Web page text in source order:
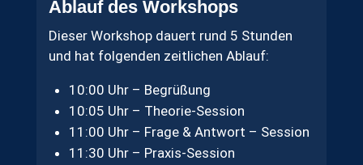
Ablauf des Workshops
Dieser Workshop dauert rund 5 Stunden
und hat folgenden zeitlichen Ablauf:
10:00 Uhr – Begrüßung
10:05 Uhr – Theorie-Session
11:00 Uhr – Frage & Antwort – Session
11:30 Uhr – Praxis-Session